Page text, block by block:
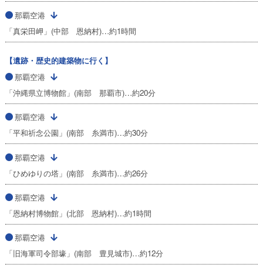
那覇空港
「真栄田岬」(中部 恩納村)…約1時間
【遺跡・歴史的建築物に行く】
那覇空港
「沖縄県立博物館」(南部 那覇市)…約20分
那覇空港
「平和祈念公園」(南部 糸満市)…約30分
那覇空港
「ひめゆりの塔」(南部 糸満市)…約26分
那覇空港
「恩納村博物館」(北部 恩納村)…約1時間
那覇空港
「旧海軍司令部壕」(南部 豊見城市)…約12分